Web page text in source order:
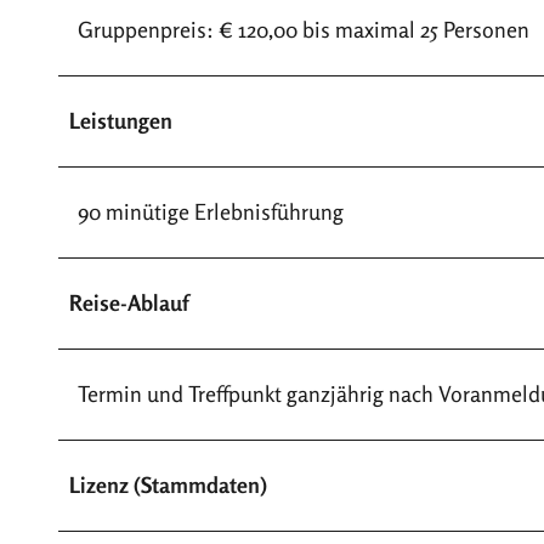
Gruppenpreis: € 120,00 bis maximal 25 Personen
Leistungen
90 minütige Erlebnisführung
Reise-Ablauf
Termin und Treffpunkt ganzjährig nach
Lizenz (Stammdaten)